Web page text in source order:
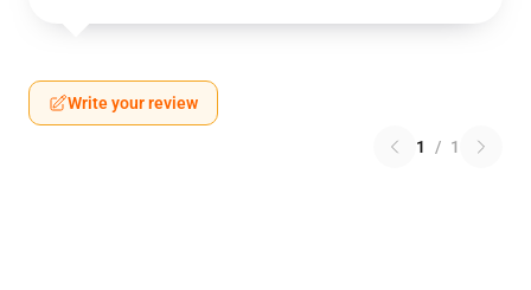
Write your review
1 / 1